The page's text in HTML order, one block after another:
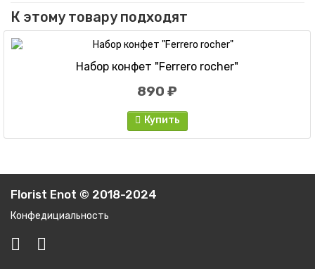
К этому товару подходят
Набор конфет "Ferrero rocher"
890 ₽
Купить
Florist Enot © 2018-2024
Конфедициальность